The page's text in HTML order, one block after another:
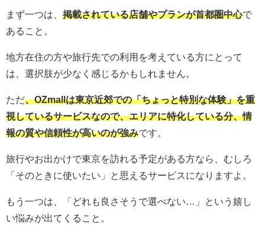
まず一つは、 掲載されている店舗やプランが首都圏中心で
あること。
地方在住の方や旅行先での利用を考えている方にとって
は、選択肢が少なく感じるかもしれません。
ただ、OZmallは東京近郊での「ちょっと特別な体験」を重
視しているサービスなので、エリアに特化している分、情
報の質や信頼性が高いのが強みです。
旅行やお出かけで東京を訪れる予定がある方なら、むしろ
「そのときに使いたい」と思えるサービスになりますよ。
もう一つは、「どれも良さそうで選べない…」という嬉し
い悩みが出てくること。